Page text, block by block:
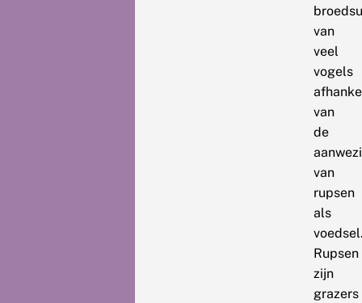
van
veel
vogels
van
de
van
rupsen
als
Rupsen
zijn
grazers